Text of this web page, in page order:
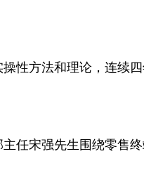
性方法和理论，连续
任宋强先生围绕零售